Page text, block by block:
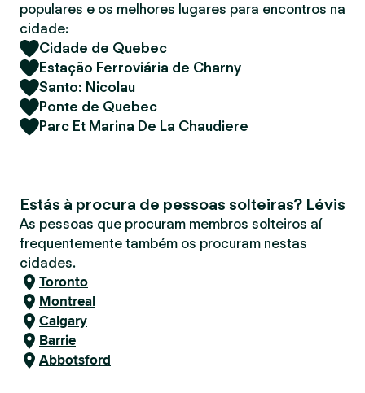
populares e os melhores lugares para encontros na
cidade:
Cidade de Quebec
Estação Ferroviária de Charny
Santo: Nicolau
Ponte de Quebec
Parc Et Marina De La Chaudiere
Estás à procura de pessoas solteiras? Lévis
As pessoas que procuram membros solteiros aí
frequentemente também os procuram nestas
cidades.
Toronto
Montreal
Calgary
Barrie
Abbotsford